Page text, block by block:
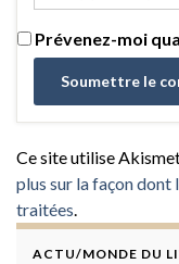
Prévenez-moi
Ce site utilise
plus sur la façon dont
traitées.
ACTU/MONDE DU